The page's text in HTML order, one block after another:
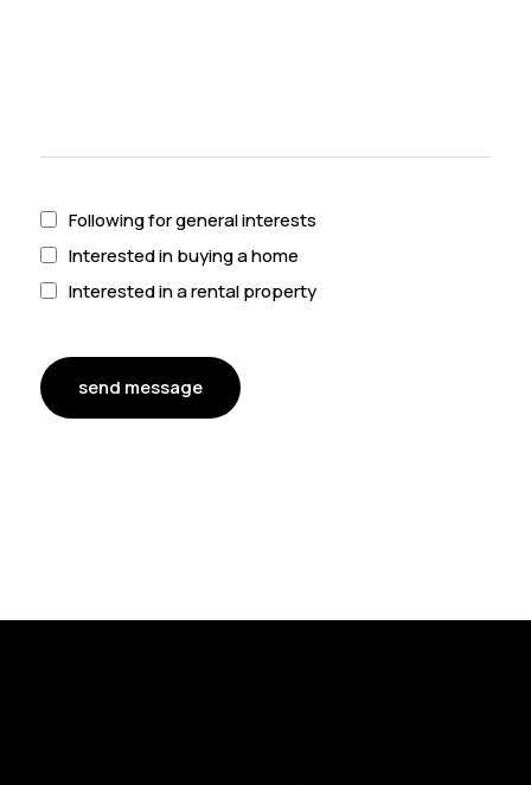
Following for general interests
Interested in buying a home
Interested in a rental property